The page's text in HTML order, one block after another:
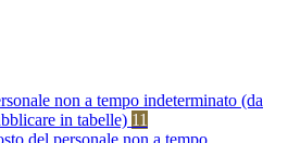
non a tempo indeterminato (da
in tabelle) 11